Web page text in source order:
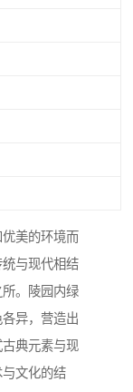
美的环境而
与现代相结
。陵园内绿
异，营造出
典元素与现
文化的结